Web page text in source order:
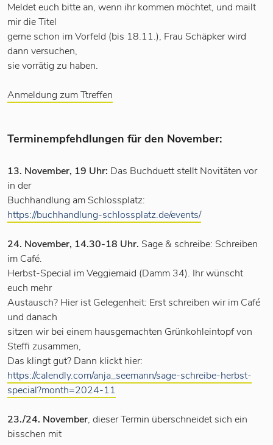
Meldet euch bitte an, wenn ihr kommen möchtet, und mailt
mir die Titel
gerne schon im Vorfeld (bis 18.11.), Frau Schäpker wird
dann versuchen,
sie vorrätig zu haben.
Anmeldung zum Ttreffen
Terminempfehdlungen für den November:
13. November, 19 Uhr: Das Buchduett stellt Novitäten vor
in der
Buchhandlung am Schlossplatz:
https://buchhandlung-schlossplatz.de/events/
24. November, 14.30-18 Uhr. Sage & schreibe: Schreiben
im Café.
Herbst-Special im Veggiemaid (Damm 34). Ihr wünscht
euch mehr
Austausch? Hier ist Gelegenheit: Erst schreiben wir im Café
und danach
sitzen wir bei einem hausgemachten Grünkohleintopf von
Steffi zusammen,
Das klingt gut? Dann klickt hier:
https://calendly.com/anja_seemann/sage-schreibe-herbst-
special?month=2024-11
23./24. November, dieser Termin überschneidet sich ein
bisschen mit